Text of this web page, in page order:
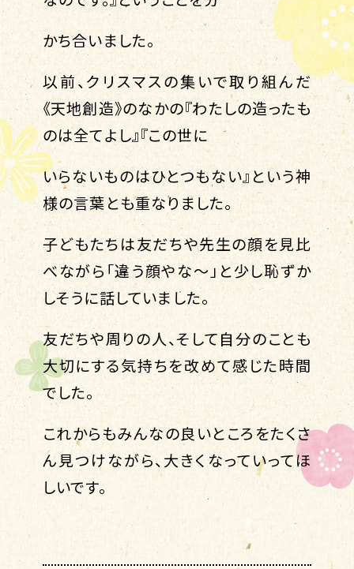
かち合いました。
以前、クリスマスの集いで取り組んだ
《天地創造》のなかの『わたしの造ったも
のは全てよし』『この世に
いらないものはひとつもない』という神
様の言葉とも重なりました。
子どもたちは友だちや先生の顔を見比
べながら「違う顔やな～」と少し恥ずか
しそうに話していました。
友だちや周りの人、そして自分のことも
大切にする気持ちを改めて感じた時間
でした。
これからもみんなの良いところをたくさ
ん見つけながら、大きくなっていってほ
しいです。